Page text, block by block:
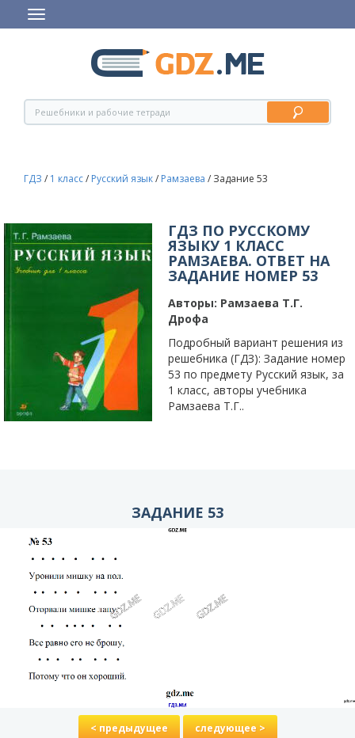
ГДЗ / 1 класс/ Русский язык/ Рамзаева / Задание 53
ГДЗ ПО РУССКОМУ
ЯЗЫКУ 1 КЛАСС
РАМЗАЕВА. ОТВЕТ НА
ЗАДАНИЕ НОМЕР 53
Авторы: Рамзаева Т.Г.
Дрофа
Подробный вариант решения из
решебника (ГДЗ): Задание номер
53 по предмету Русский язык, за
1 класс, авторы учебника
Рамзаева Т.Г..
ЗАДАНИЕ 53
< предыдущее следующее >